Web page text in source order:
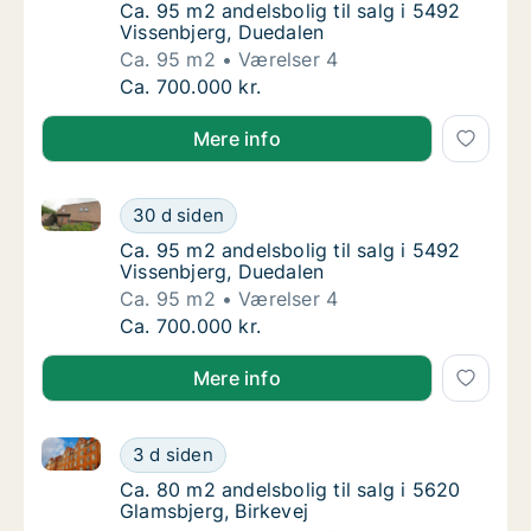
Ca. 95 m2 andelsbolig til salg i 5492
Ca. 95 m2 andelsbolig til salg i 5492
Vissenbjerg, Duedalen
Ca. 95 m2
Værelser 4
Ca. 95 m2 andelsbolig til salg i 5492
Ca. 700.000 kr.
Mere info
Ca. 95 m2 andelsbolig til salg i 5492
30 d siden
Ca. 95 m2 andelsbolig til salg i 5492 Vissenbjerg,
Ca. 95 m2 andelsbolig til salg i 5492
Ca. 95 m2 andelsbolig til salg i 5492
Vissenbjerg, Duedalen
Ca. 95 m2
Værelser 4
Ca. 95 m2 andelsbolig til salg i 5492
Ca. 700.000 kr.
Mere info
Ca. 80 m2 andelsbolig til salg i 5620
3 d siden
Ca. 80 m2 andelsbolig til salg i 5620 Glamsbjerg,
Ca. 80 m2 andelsbolig til salg i 5620
Ca. 80 m2 andelsbolig til salg i 5620
Glamsbjerg, Birkevej